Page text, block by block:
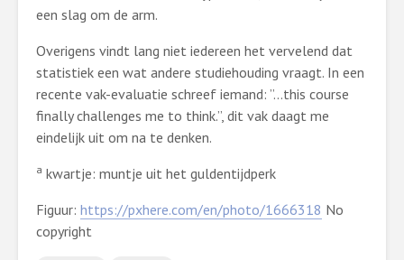
een slag om de arm.
Overigens vindt lang niet iedereen het vervelend dat
statistiek een wat andere studiehouding vraagt. In een
recente vak-evaluatie schreef iemand: ”…this course
finally challenges me to think.”, dit vak daagt me
eindelijk uit om na te denken.
a kwartje: muntje uit het guldentijdperk
Figuur: https://pxhere.com/en/photo/1666318 No
copyright